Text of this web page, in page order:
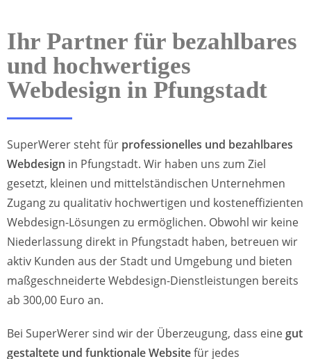
Ihr Partner für bezahlbares
und hochwertiges
Webdesign in Pfungstadt
SuperWerer steht für professionelles und bezahlbares
Webdesign in Pfungstadt. Wir haben uns zum Ziel
gesetzt, kleinen und mittelständischen Unternehmen
Zugang zu qualitativ hochwertigen und kosteneffizienten
Webdesign-Lösungen zu ermöglichen. Obwohl wir keine
Niederlassung direkt in Pfungstadt haben, betreuen wir
aktiv Kunden aus der Stadt und Umgebung und bieten
maßgeschneiderte Webdesign-Dienstleistungen bereits
ab 300,00 Euro an.
Bei SuperWerer sind wir der Überzeugung, dass eine gut
gestaltete und funktionale Websitefür jedes